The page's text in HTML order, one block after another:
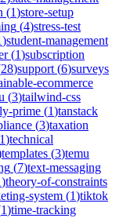
(1)store-setup
(4)stress-test
)student-management
(1)subscription
28)support (6)surveys
ecommerce
(3)tailwind-css
prime (1)tanstack
(3)taxation
1)technical
templates (3)temu
(7)text-messaging
)theory-of-constraints
system (1)tiktok
1)time-tracking